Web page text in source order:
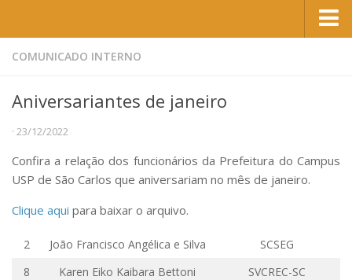
Home
Sobre a Prefeitura
Gestão atual
Missão e Valores
Divisões e Seções
Comissões Internas
Pessoas
Localização
COMUNICADO INTERNO
Aniversariantes de janeiro
· 23/12/2022
Confira a relação dos funcionários da Prefeitura do Campus
USP de São Carlos que aniversariam no mês de janeiro.
Clique aqui para baixar o arquivo.
2 João Francisco Angélica e Silva
SCSEG
8
Karen Eiko Kaibara Bettoni
SVCREC-SC